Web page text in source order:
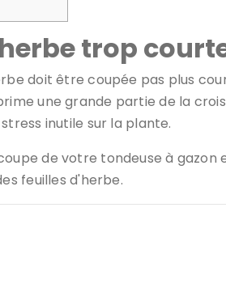
trop
doit être coupée pas plus
une grande partie de la
inutile sur la plante.
de votre tondeuse à gazon
feuilles d'herbe.